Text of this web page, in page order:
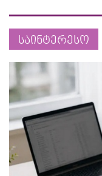
საინტერესო